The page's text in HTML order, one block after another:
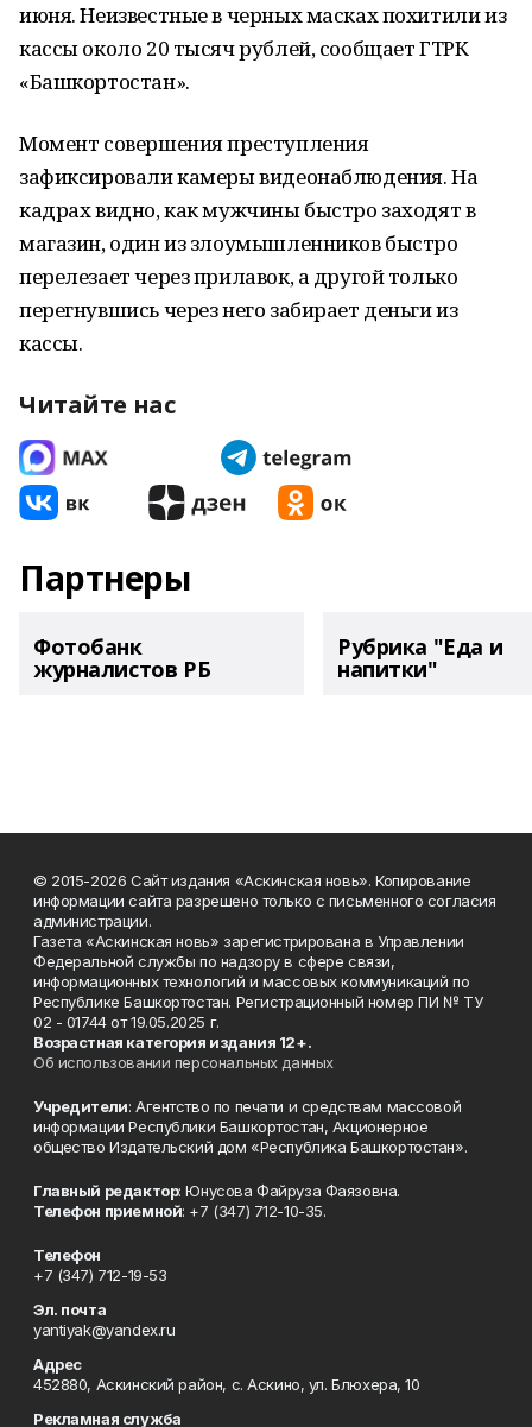
июня. Неизвестные в черных масках похитили из
кассы около 20 тысяч рублей, сообщает ГТРК
«Башкортостан».
Момент совершения преступления
зафиксировали камеры видеонаблюдения. На
кадрах видно, как мужчины быстро заходят в
магазин, один из злоумышленников быстро
перелезает через прилавок, а другой только
перегнувшись через него забирает деньги из
кассы.
Читайте нас
Партнеры
Фотобанк
журналистов РБ
Рубрика "Еда и
напитки"
© 2015-2026 Сайт издания «Аскинская новь». Копирование
информации сайта разрешено только с письменного согласия
администрации.
Газета «Аскинская новь» зарегистрирована в Управлении
Федеральной службы по надзору в сфере связи,
информационных технологий и массовых коммуникаций по
Республике Башкортостан. Регистрационный номер ПИ № ТУ
02 - 01744 от 19.05.2025 г.
Возрастная категория издания 12+.
Об использовании персональных данных
Учредители: Агентство по печати и средствам массовой
информации Республики Башкортостан, Акционерное
общество Издательский дом «Республика Башкортостан».
Главный редактор: Юнусова Файруза Фаязовна.
Телефон приемной: +7 (347) 712-10-35.
Телефон
+7 (347) 712-19-53
Эл. почта
yantiyak@yandex.ru
Адрес
452880, Аскинский район, с. Аскино, ул. Блюхера, 10
Рекламная служба